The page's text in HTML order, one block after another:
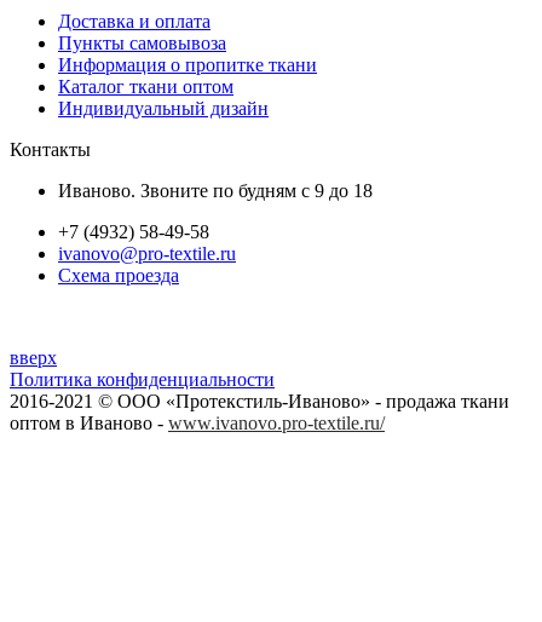
Доставка и оплата
Пункты самовывоза
Информация о пропитке ткани
Каталог ткани оптом
Индивидуальный дизайн
Контакты
Иваново. Звоните по будням с 9 до 18
+7 (4932) 58-49-58
ivanovo@pro-textile.ru
Схема проезда
вверх
Политика конфиденциальности
2016-2021 © ООО «Протекстиль-Иваново» - продажа ткани
оптом в Иваново - www.ivanovo.pro-textile.ru/